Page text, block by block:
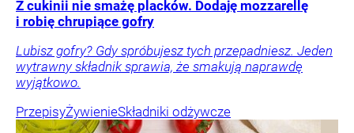
Z cukinii nie smażę placków. Dodaję mozzarellę
i robię chrupiące gofry
Lubisz gofry? Gdy spróbujesz tych przepadniesz. Jeden
wytrawny składnik sprawia, że smakują naprawdę
wyjątkowo.
PrzepisyŻywienieSkładniki odżywcze